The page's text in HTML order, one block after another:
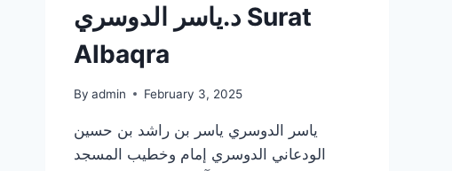
د.
ياسر
الدوسري
صلاة
د.ياسر الدوسري Surat
Albaqra
By admin February 3, 2025
ياسر الدوسري ياسر بن راشد بن حسين
الودعاني الدوسري إمام وخطيب المسجد